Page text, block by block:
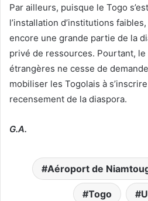
Par ailleurs, puisque le Togo
l’installation d’institutions
encore une grande partie de la
privé de ressources. Pourtant,
étrangères ne cesse de
mobiliser les Togolais à
recensement de la diaspora.
G.A.
Aéroport de
Togo